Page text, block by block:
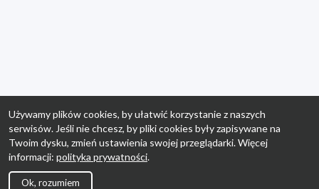
Używamy plików cookies, by ułatwić korzystanie z naszych
serwisów. Jeśli nie chcesz, by pliki cookies były zapisywane na
Twoim dysku, zmień ustawienia swojej przeglądarki. Więcej
informacji: polityka prywatności.
Ok, rozumiem